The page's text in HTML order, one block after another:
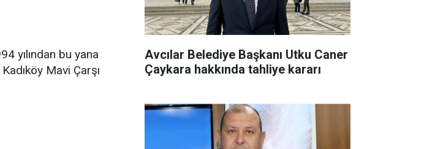
yılından bu yana
Mavi Çarşı
Avcılar Belediye Başkanı Utku Caner
Çaykara hakkında tahliye kararı